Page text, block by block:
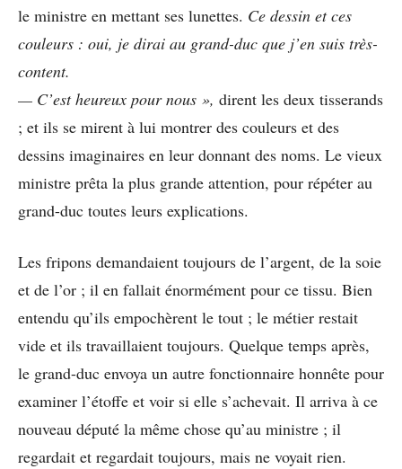
le ministre en mettant ses lunettes. Ce dessin et ces
couleurs : oui, je dirai au grand-duc que j’en suis très-
content.
— C’est heureux pour nous », dirent les deux tisserands
; et ils se mirent à lui montrer des couleurs et des
dessins imaginaires en leur donnant des noms. Le vieux
ministre prêta la plus grande attention, pour répéter au
grand-duc toutes leurs explications.
Les fripons demandaient toujours de l’argent, de la soie
et de l’or ; il en fallait énormément pour ce tissu. Bien
entendu qu’ils empochèrent le tout ; le métier restait
vide et ils travaillaient toujours. Quelque temps après,
le grand-duc envoya un autre fonctionnaire honnête pour
examiner l’étoffe et voir si elle s’achevait. Il arriva à ce
nouveau député la même chose qu’au ministre ; il
regardait et regardait toujours, mais ne voyait rien.